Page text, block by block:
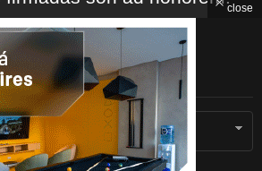
ARCHIVOS
close